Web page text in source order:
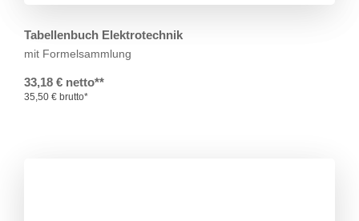
Tabellenbuch Elektrotechnik
mit Formelsammlung
33,18 € netto**
35,50 € brutto*